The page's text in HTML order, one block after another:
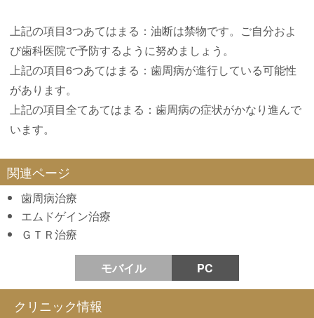
上記の項目3つあてはまる：油断は禁物です。ご自分およ
び歯科医院で予防するように努めましょう。
上記の項目6つあてはまる：歯周病が進行している可能性
があります。
上記の項目全てあてはまる：歯周病の症状がかなり進んで
います。
歯周病治療
エムドゲイン治療
ＧＴＲ治療
モバイル PC
クリニック情報